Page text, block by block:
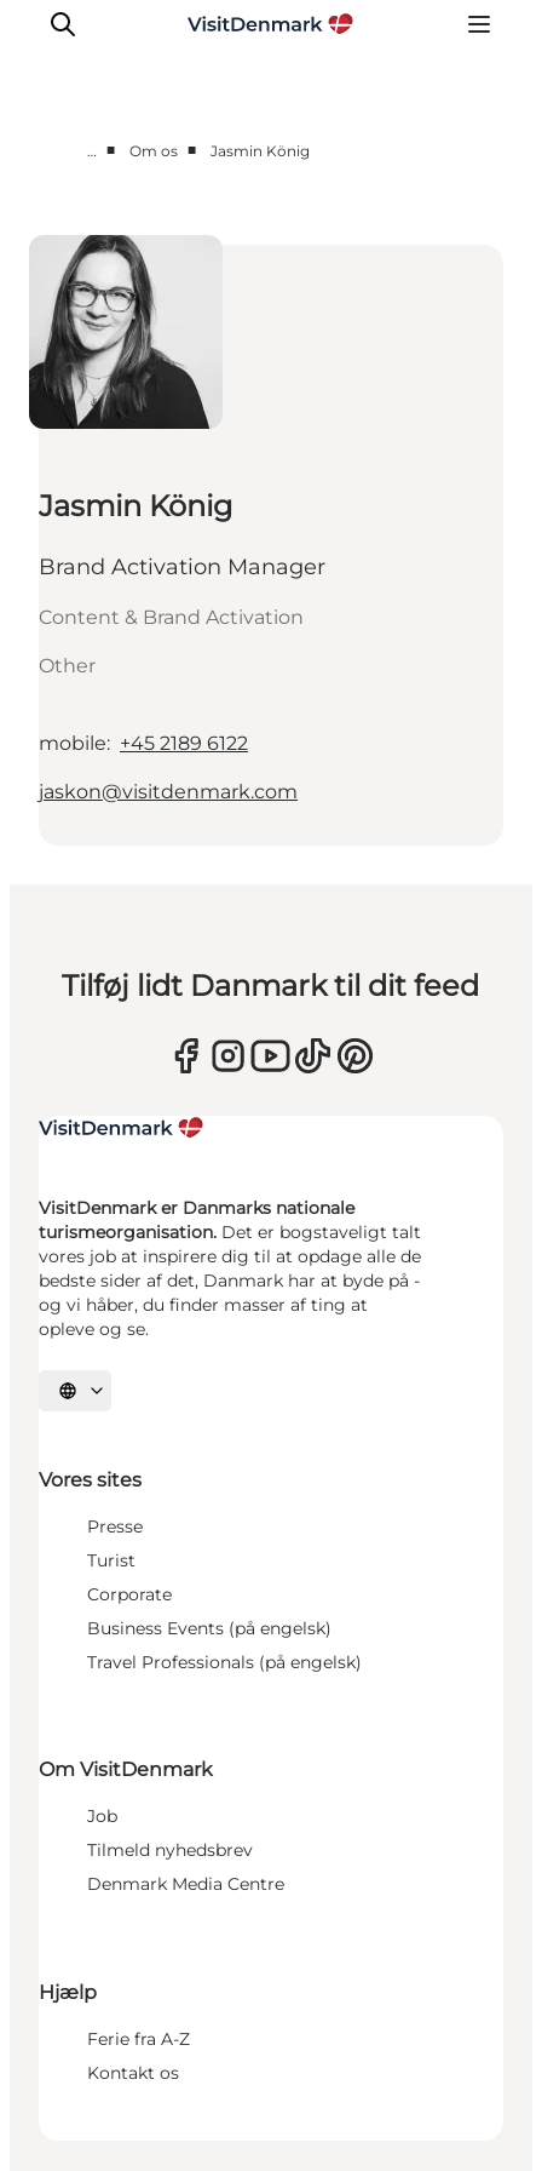
Nyheder
Videncenter
Aktiviteter
Brandmanual
Markeder
Om os
… ■ Om os ■ Jasmin König
Jasmin König
Brand Activation Manager
Content & Brand Activation
Other
mobile: +45 2189 6122
jaskon@visitdenmark.com
Tilføj lidt Danmark til dit feed
VisitDenmark er Danmarks nationale
turismeorganisation. Det er bogstaveligt talt
vores job at inspirere dig til at opdage alle de
bedste sider af det, Danmark har at byde på -
og vi håber, du finder masser af ting at
opleve og se.
Vælg sprog
Vores sites
Presse
Turist
Corporate
Business Events (på engelsk)
Travel Professionals (på engelsk)
Om VisitDenmark
Job
Tilmeld nyhedsbrev
Denmark Media Centre
Hjælp
Ferie fra A-Z
Kontakt os